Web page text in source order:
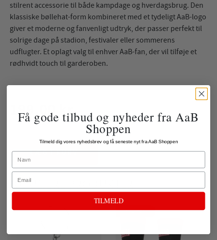
stilrent accessorie til både kampdage og hverdagsbrug. Den
klassiske bøllehat-form kombineret med et tydeligt AaB-logo
giver et moderne og fanvenligt udtryk, der passer perfekt til
solrige dage på stadion, festivaler eller sommerens
udflugter. Et oplagt valg til enhver AaB-fan, der vil tilføje et
rødhvidt touch til garderoben.
199,00 kr.
ekskl. fragt
LÆG I KURV
POPULÆRE PRODUKTER
Spar 50%
Få gode tilbud og nyheder fra AaB
Shoppen
Tilmeld dig vores nyhedsbrev og få seneste nyt fra AaB Shoppen
Name
Email
TILMELD